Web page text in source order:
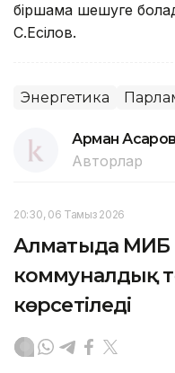
біршама шешуге
С.Есілов.
Энергетика
Арман Асқаров
Авторлар
20:30, 06 Тамыз 2026
Алматыда МИБ
коммуналдық
көрсетіледі